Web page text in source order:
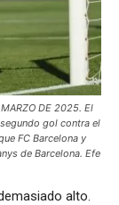
MARZO DE 2025. El
gol contra el
FC Barcelona y
de Barcelona. Efe
alto.